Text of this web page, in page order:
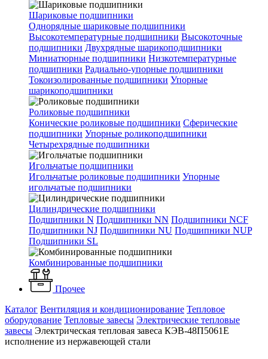
Шариковые подшипники
Однорядные шариковые подшипники
Высокотемпературные подшипники Высокоточные
подшипники Двухрядные шарикоподшипники
Миниатюрные подшипники Низкотемпературные
подшипники Радиально-упорные подшипники
Токоизолированные подшипники Упорные
шарикоподшипники
Роликовые подшипники
Конические роликовые подшипники Сферические
подшипники Упорные роликоподшипники
Четырехрядные подшипники
Игольчатые подшипники
Игольчатые роликовые подшипники Упорные
игольчатые подшипники
Цилиндрические подшипники
Подшипники N Подшипники NN Подшипники NCF
Подшипники NJ Подшипники NU Подшипники NUP
Подшипники SL
Комбинированные подшипники
Прочее
Каталог Вентиляция и кондиционирование Тепловое
оборудование Тепловые завесы Электрические тепловые
завесы Электрическая тепловая завеса КЭВ-48П5061E
исполнение из нержавеющей стали